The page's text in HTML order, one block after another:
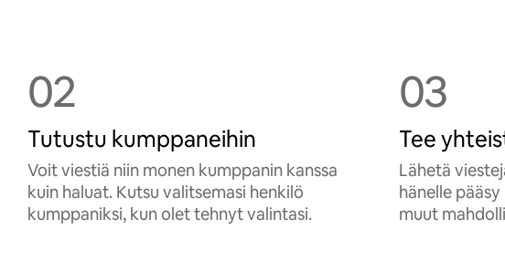
02
Tutustu kumppaneihin
Voit viestiä niin monen kumppanin kanssa
kuin haluat. Kutsu valitsemasi henkilö
kumppaniksi, kun olet tehnyt valintasi.
03
Tee
Lähetä
hänelle
muut